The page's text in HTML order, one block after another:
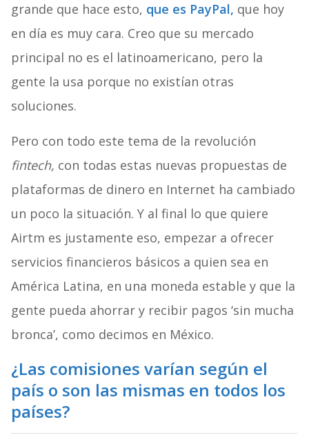
grande que hace esto, que es PayPal, que hoy
en día es muy cara. Creo que su mercado
principal no es el latinoamericano, pero la
gente la usa porque no existían otras
soluciones.
Pero con todo este tema de la revolución
fintech, con todas estas nuevas propuestas de
plataformas de dinero en Internet ha cambiado
un poco la situación. Y al final lo que quiere
Airtm es justamente eso, empezar a ofrecer
servicios financieros básicos a quien sea en
América Latina, en una moneda estable y que la
gente pueda ahorrar y recibir pagos ‘sin mucha
bronca’, como decimos en México.
¿Las comisiones varían según el
país o son las mismas en todos los
países?